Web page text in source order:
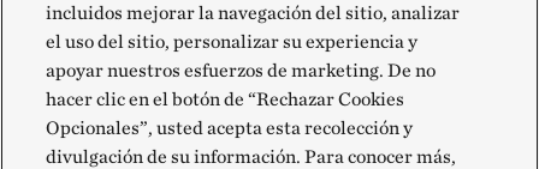
incluidos mejorar la navegación del sitio, analizar
el uso del sitio, personalizar su experiencia y
apoyar nuestros esfuerzos de marketing. De no
hacer clic en el botón de “Rechazar Cookies
Opcionales”, usted acepta esta recolección y
divulgación de su información. Para conocer más,